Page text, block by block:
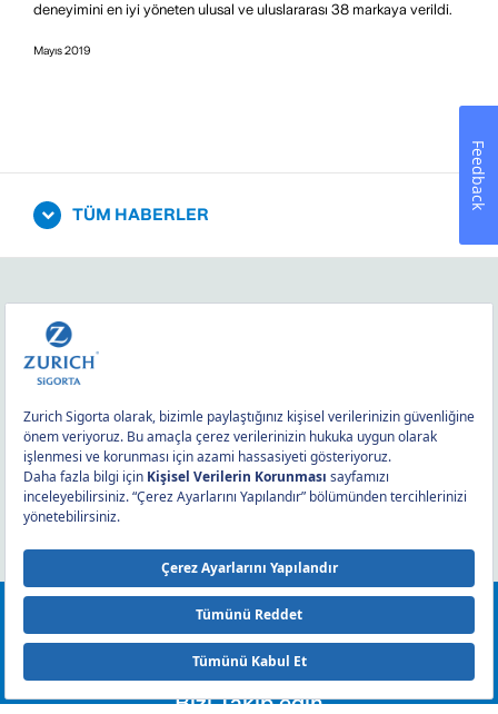
deneyimini en iyi yöneten ulusal ve uluslararası 38 markaya verildi.
Mayıs 2019
TÜM HABERLER
0212 393 2000
Bizi Takip edin
Feedback